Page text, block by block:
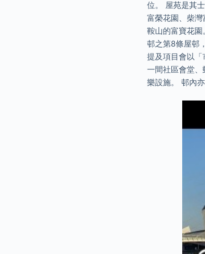
位。 屋苑是其
富榮花園、柴
鞍山的富寶花
邨之第8條屋邨
提及項目會以「
一間社區會堂
樂設施。 邨內